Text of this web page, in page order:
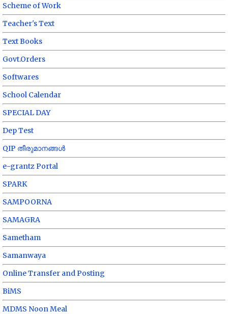
Scheme of Work
Teacher's Text
Text Books
Govt.Orders
Softwares
School Calendar
SPECIAL DAY
Dep Test
QIP തീരുമാനങ്ങൾ
e-grantz Portal
SPARK
SAMPOORNA
SAMAGRA
Sametham
Samanwaya
Online Transfer and Posting
BiMS
MDMS Noon Meal